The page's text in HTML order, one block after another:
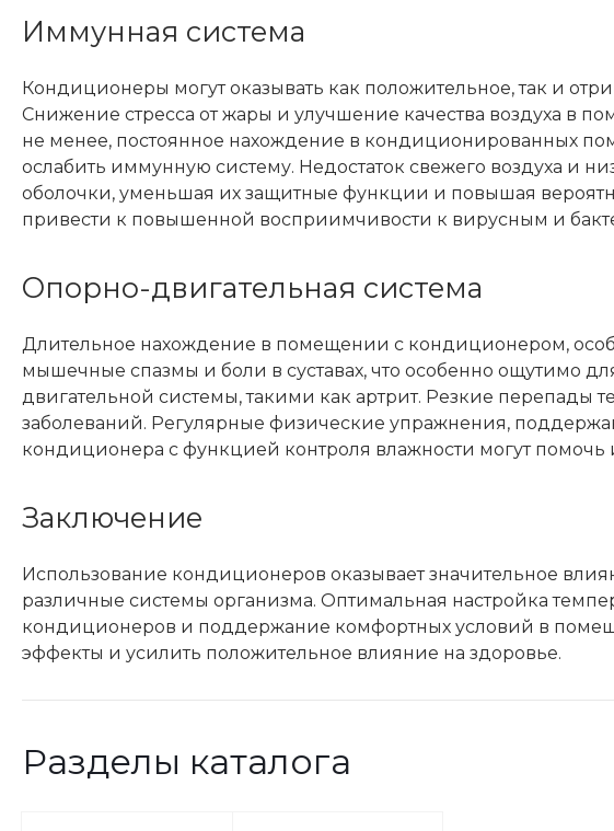
Иммунная система
Кондиционеры могут оказывать как положительное, так и
Снижение стресса от жары и улучшение качества воздуха в
не менее, постоянное нахождение в кондиционированных
ослабить иммунную систему. Недостаток свежего воздуха и
оболочки, уменьшая их защитные функции и повышая
привести к повышенной восприимчивости к вирусным и
Опорно-двигательная система
Длительное нахождение в помещении с кондиционером,
мышечные спазмы и боли в суставах, что особенно ощутимо
двигательной системы, такими как артрит. Резкие перепады
заболеваний. Регулярные физические упражнения,
кондиционера с функцией контроля влажности могут помочь
Заключение
Использование кондиционеров оказывает значительное
различные системы организма. Оптимальная настройка
кондиционеров и поддержание комфортных условий в
эффекты и усилить положительное влияние на здоровье.
Разделы каталога